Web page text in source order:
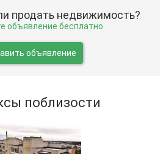
продать недвижимость?
объявление бесплатно
объявление
поблизости